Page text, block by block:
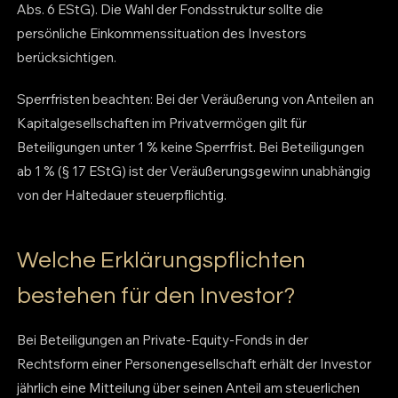
Abs. 6 EStG). Die Wahl der Fondsstruktur sollte die
persönliche Einkommenssituation des Investors
berücksichtigen.
Sperrfristen beachten: Bei der Veräußerung von Anteilen an
Kapitalgesellschaften im Privatvermögen gilt für
Beteiligungen unter 1 % keine Sperrfrist. Bei Beteiligungen
ab 1 % (§ 17 EStG) ist der Veräußerungsgewinn unabhängig
von der Haltedauer steuerpflichtig.
Welche Erklärungspflichten
bestehen für den Investor?
Bei Beteiligungen an Private-Equity-Fonds in der
Rechtsform einer Personengesellschaft erhält der Investor
jährlich eine Mitteilung über seinen Anteil am steuerlichen